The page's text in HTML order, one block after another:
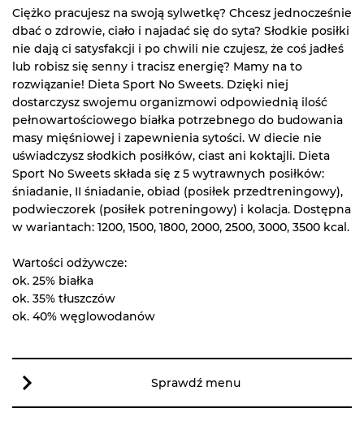
Ciężko pracujesz na swoją sylwetkę? Chcesz jednocześnie
dbać o zdrowie, ciało i najadać się do syta? Słodkie posiłki
nie dają ci satysfakcji i po chwili nie czujesz, że coś jadłeś
lub robisz się senny i tracisz energię? Mamy na to
rozwiązanie! Dieta Sport No Sweets. Dzięki niej
dostarczysz swojemu organizmowi odpowiednią ilość
pełnowartościowego białka potrzebnego do budowania
masy mięśniowej i zapewnienia sytości. W diecie nie
uświadczysz słodkich posiłków, ciast ani koktajli. Dieta
Sport No Sweets składa się z 5 wytrawnych posiłków:
śniadanie, II śniadanie, obiad (posiłek przedtreningowy),
podwieczorek (posiłek potreningowy) i kolacja. Dostępna
w wariantach: 1200, 1500, 1800, 2000, 2500, 3000, 3500 kcal.
Wartości odżywcze:
ok. 25% białka
ok. 35% tłuszczów
ok. 40% węglowodanów
Sprawdź menu